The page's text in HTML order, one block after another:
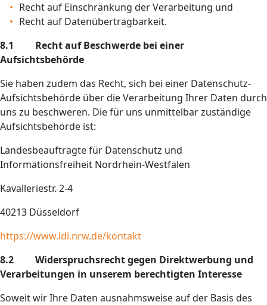
Recht auf Einschränkung der Verarbeitung und
Recht auf Datenübertragbarkeit.
8.1 Recht auf Beschwerde bei einer
Aufsichtsbehörde
Sie haben zudem das Recht, sich bei einer Datenschutz-
Aufsichtsbehörde über die Verarbeitung Ihrer Daten durch
uns zu beschweren. Die für uns unmittelbar zuständige
Aufsichtsbehörde ist:
Landesbeauftragte für Datenschutz und
Informationsfreiheit Nordrhein-Westfalen
Kavalleriestr. 2-4
40213 Düsseldorf
https://www.ldi.nrw.de/kontakt
8.2 Widerspruchsrecht gegen Direktwerbung und
Verarbeitungen in unserem berechtigten Interesse
Soweit wir Ihre Daten ausnahmsweise auf der Basis des